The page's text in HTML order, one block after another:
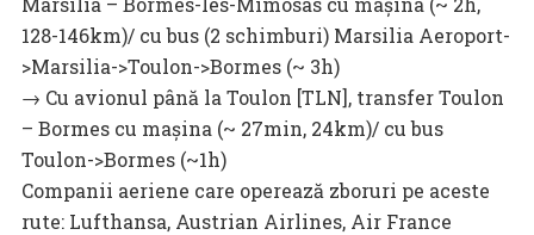
128-146km)/ cu bus (2 schimburi) Marsilia Aeroport-
>Marsilia->Toulon->Bormes (~ 3h)
→ Cu avionul până la Toulon [TLN], transfer Toulon
– Bormes cu mașina (~ 27min, 24km)/ cu bus
Toulon->Bormes (~1h)
Companii aeriene care operează zboruri pe aceste
rute: Lufthansa, Austrian Airlines, Air France